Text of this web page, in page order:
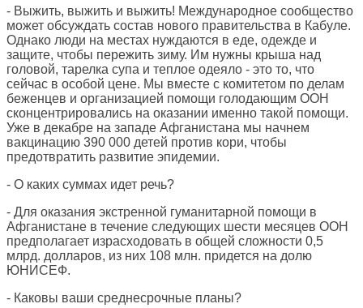
- Выжить, выжить и выжить! Международное сообщество
может обсуждать состав нового правительства в Кабуле.
Однако люди на местах нуждаются в еде, одежде и
защите, чтобы пережить зиму. Им нужны крыша над
головой, тарелка супа и теплое одеяло - это то, что
сейчас в особой цене. Мы вместе с комитетом по делам
беженцев и организацией помощи голодающим ООН
сконцентрировались на оказании именно такой помощи.
Уже в декабре на западе Афганистана мы начнем
вакцинацию 390 000 детей против кори, чтобы
предотвратить развитие эпидемии.
- О каких суммах идет речь?
- Для оказания экстренной гуманитарной помощи в
Афганистане в течение следующих шести месяцев ООН
предполагает израсходовать в общей сложности 0,5
млрд. долларов, из них 108 млн. придется на долю
ЮНИСЕФ.
- Каковы ваши среднесрочные планы?